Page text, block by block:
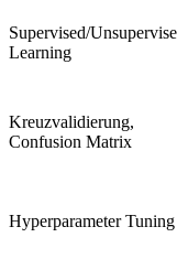
Supervised/
Learning
Kreuzvalidierung,
Confusion Matrix
Hyperparameter Tuning